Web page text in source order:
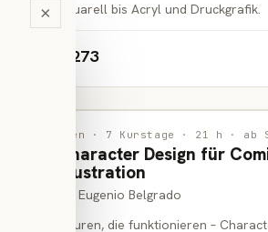
×
Aquarell bis Acryl und Druckgrafik.
€ 273
ILLUSTRATION
ERWACHSENE
Wien · 7 Kurstage · 21 h · ab
Character Design für
Illustration
mit Eugenio Belgrado
Figuren, die funktionieren –